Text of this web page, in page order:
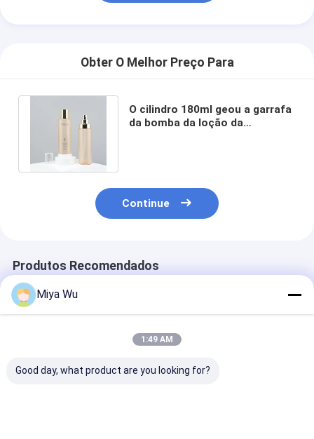
Obter O Melhor Preço Para
O cilindro 180ml geou a garrafa
da bomba da loção da
Continue
Produtos Recomendados
Miya Wu
1:49 AM
Good day, what product are you looking for?